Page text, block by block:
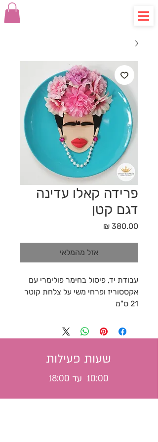
פרידה קאלו עדינה
דגם קטן
אזל מהמלאי
עבודת יד, פיסול בחימר פולימרי עם
אקססוריז ופרחי משי על צלחת קוטר
21 ס"מ
שעות פעילות
10:00 עד 18:00